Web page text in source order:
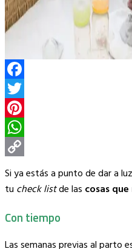
Facebook
Twitter
Pinterest
WhatsApp
Copy
Link
Si ya estás a punto de dar a
tu check listde las cosas
Con tiempo
Las semanas previas al parto